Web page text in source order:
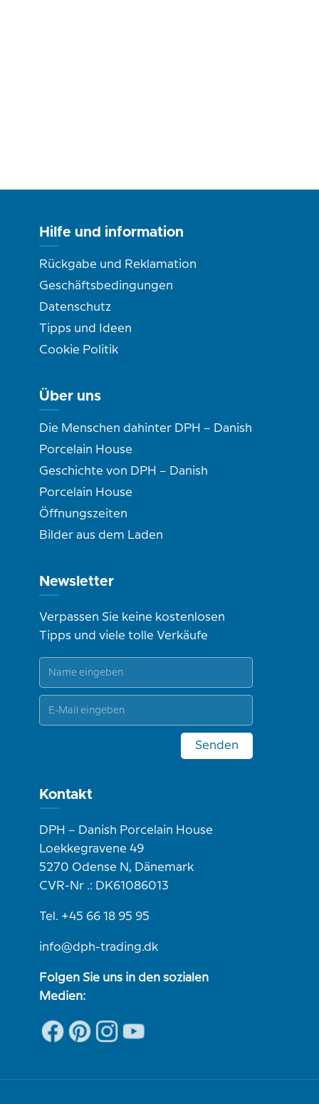
Hilfe und information
Rückgabe und Reklamation
Geschäftsbedingungen
Datenschutz
Tipps und Ideen
Cookie Politik
Über uns
Die Menschen dahinter DPH – Danish
Porcelain House
Geschichte von DPH – Danish
Porcelain House
Öffnungszeiten
Bilder aus dem Laden
Newsletter
Verpassen Sie keine kostenlosen
Tipps und viele tolle Verkäufe
Senden
Kontakt
DPH – Danish Porcelain House
Loekkegravene 49
5270 Odense N, Dänemark
CVR-Nr .: DK61086013
Tel. +45 66 18 95 95
info@dph-trading.dk
Folgen Sie uns in den sozialen
Medien: